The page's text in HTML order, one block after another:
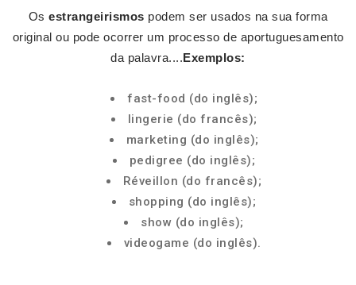
Os estrangeirismos podem ser usados na sua forma
original ou pode ocorrer um processo de aportuguesamento
da palavra....Exemplos:
fast-food (do inglês);
lingerie (do francês);
marketing (do inglês);
pedigree (do inglês);
Réveillon (do francês);
shopping (do inglês);
show (do inglês);
videogame (do inglês).